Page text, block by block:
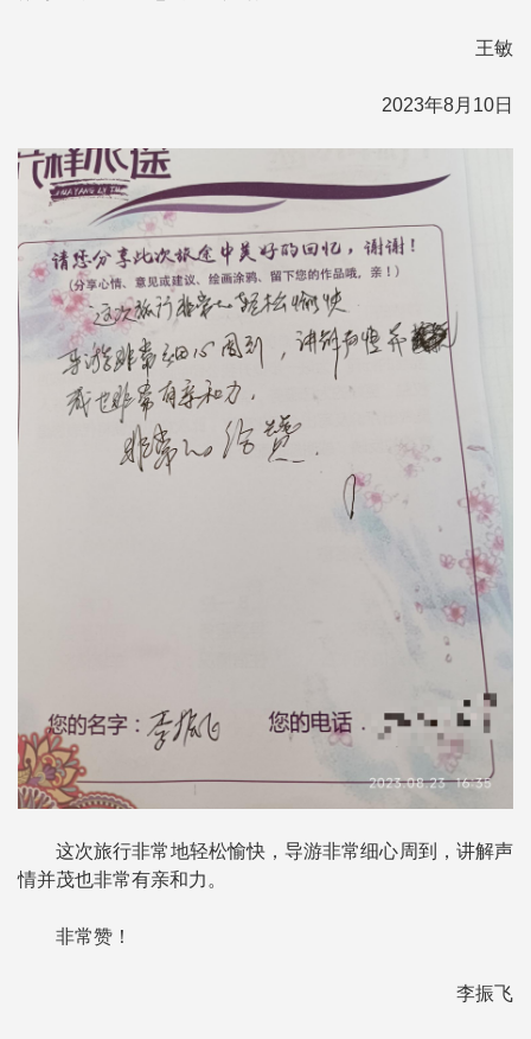
王敏
2023年8月10日
这次旅行非常地轻松愉快，导游非常细心周到，讲解声
情并茂也非常有亲和力。
非常赞！
李振飞